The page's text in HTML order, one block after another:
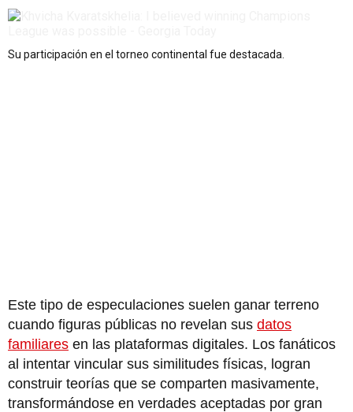
Su participación en el torneo continental fue destacada.
Este tipo de especulaciones suelen ganar terreno
cuando figuras públicas no revelan sus datos
familiares en las plataformas digitales. Los fanáticos
al intentar vincular sus similitudes físicas, logran
construir teorías que se comparten masivamente,
transformándose en verdades aceptadas por gran